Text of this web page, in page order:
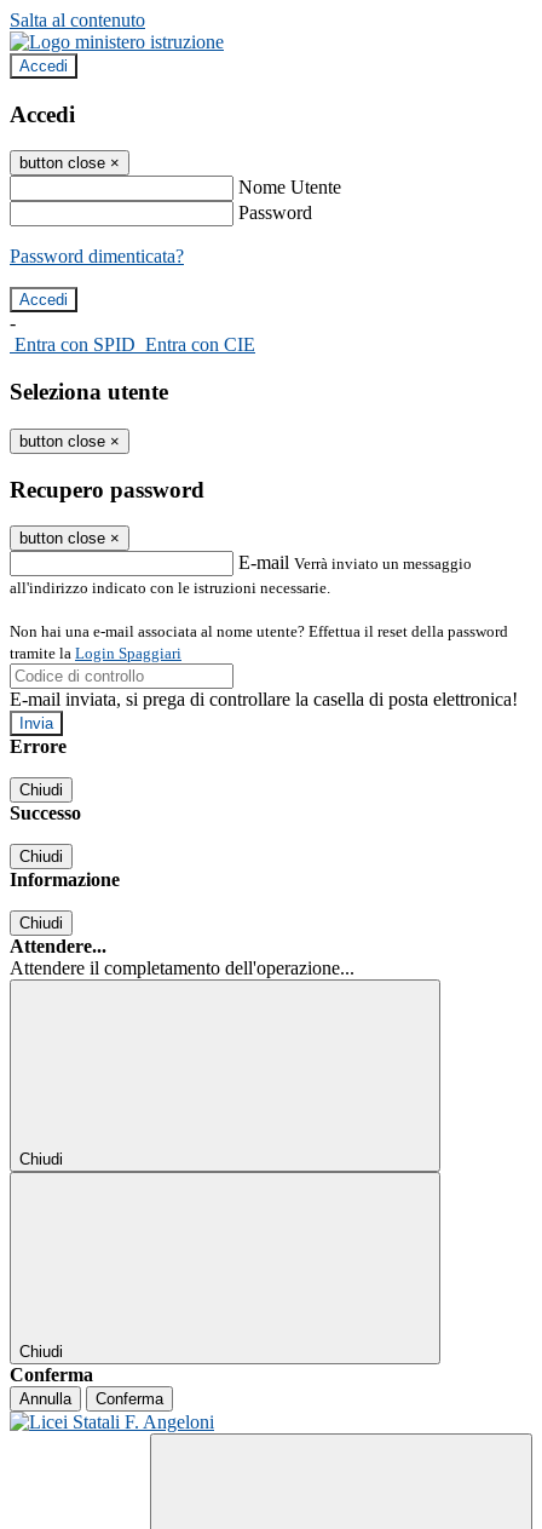
Salta al contenuto
Accedi
Accedi
button close ×
Nome Utente
Password
Password dimenticata?
-
Entra con SPID Entra con CIE
Seleziona utente
button close ×
Recupero password
button close ×
E-mail Verrà inviato un messaggio
all'indirizzo indicato con le istruzioni necessarie.
Non hai una e-mail associata al nome utente? Effettua il reset della password
tramite la Login Spaggiari
E-mail inviata, si prega di controllare la casella di posta elettronica!
Errore
Chiudi
Successo
Chiudi
Informazione
Chiudi
Attendere...
Attendere il completamento dell'operazione...
Chiudi
Chiudi
Conferma
Annulla Conferma